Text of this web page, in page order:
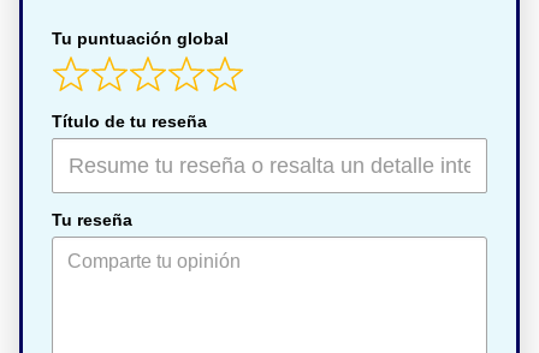
Tu puntuación global
Título de tu reseña
Tu reseña